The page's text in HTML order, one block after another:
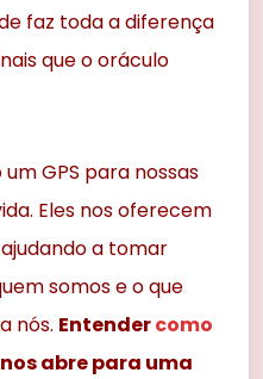
faz toda a diferença
que o oráculo
GPS para nossas
Eles nos oferecem
a tomar
somos e o que
nós. Entendercomo
nos abre para uma